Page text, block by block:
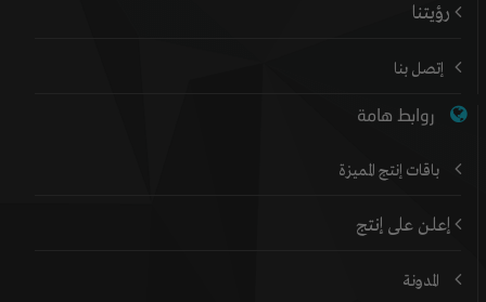
رؤيتنا
إتصل بنا
روابط هامة
باقات إنتج المميزة
إعلن على إنتج
المدونة